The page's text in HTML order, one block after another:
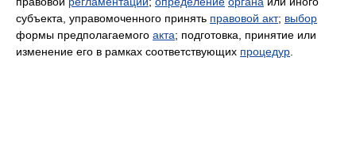
субъекта, управомоченного принять правовой акт; выбор
формы предполагаемого акта; подготовка, принятие или
изменение его в рамках соответствующих процедур